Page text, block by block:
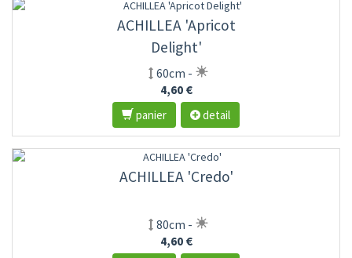
ACHILLEA 'Apricot
Delight'
60cm -
4,60 €
panier
detail
ACHILLEA 'Credo'
80cm -
4,60 €